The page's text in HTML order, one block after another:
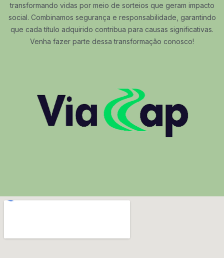
transformando vidas por meio de sorteios que geram impacto
social. Combinamos segurança e responsabilidade, garantindo
que cada título adquirido contribua para causas significativas.
Venha fazer parte dessa transformação conosco!